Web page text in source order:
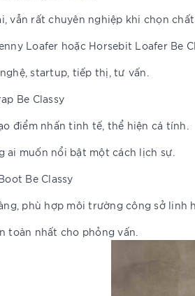
vẫn rất chuyên nghiệp khi chọn
Loafer hoặc Horsebit Loafer Be
startup, tiếp thị, tư vấn.
Be Classy
điểm nhấn tinh tế, thể hiện cá tính.
ai muốn nổi bật một cách lịch sự.
Be Classy
phù hợp môi trường công sở linh
toàn nhất cho phỏng vấn.